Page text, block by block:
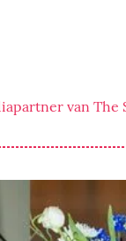
van The